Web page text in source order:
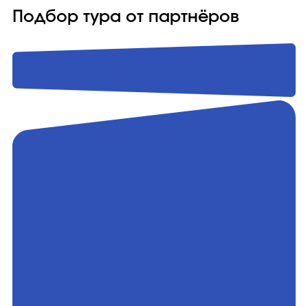
Подбор тура от партнёров